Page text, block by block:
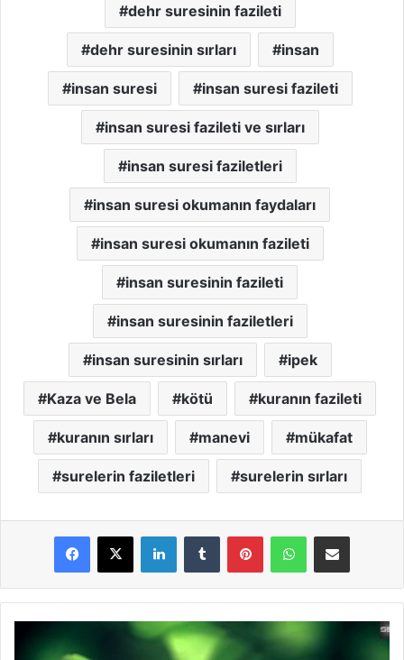
dehr suresinin fazileti
dehr suresinin sırları insan
insan suresi insan suresi fazileti
insan suresi fazileti ve sırları
insan suresi faziletleri
insan suresi okumanın faydaları
insan suresi okumanın fazileti
insan suresinin fazileti
insan suresinin faziletleri
insan suresinin sırları ipek
Kaza ve Bela kötü kuranın fazileti
kuranın sırları manevi mükafat
surelerin faziletleri surelerin sırları